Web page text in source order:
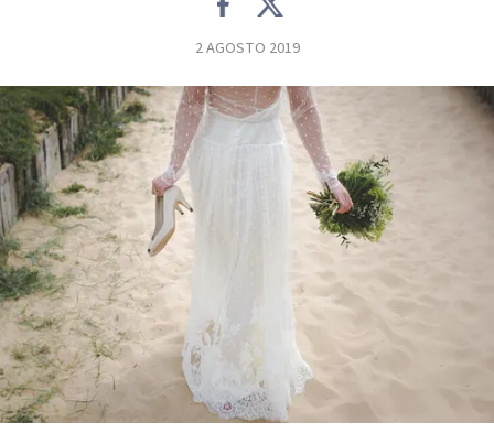
CONCORSI
EVENTI
VIDEO
TV
PRINCIPATO
DI
2 AGOSTO 2019